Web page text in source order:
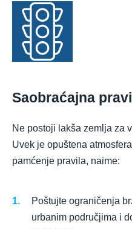
Saobraćajna
Ne postoji lakša zemlja za
Uvek je opuštena
pamćenje pravila, naime:
Poštujte ograničenja
urbanim područjima i